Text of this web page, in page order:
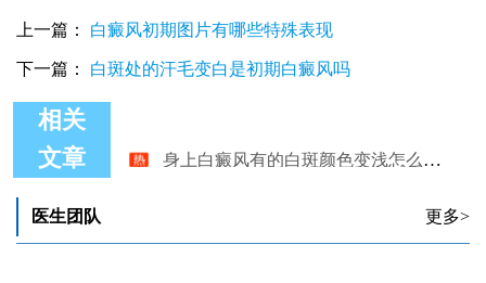
上一篇： 白癜风初期图片有哪些特殊表现
下一篇： 白斑处的汗毛变白是初期白癜风吗
相关
文章
身上白癜风要怎么治疗才科学
医生团队 更多>